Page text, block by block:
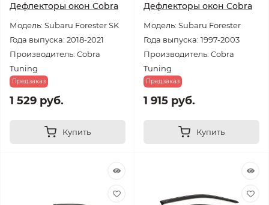
Дефлекторы окон Cobra
Модель: Subaru Forester SK
Года выпуска: 2018-2021
Производитель: Cobra
Tuning
Предзаказ
1 529 руб.
Купить
Дефлекторы окон Cobra
Модель: Subaru Forester
Года выпуска: 1997-2003
Производитель: Cobra
Tuning
Предзаказ
1 915 руб.
Купить